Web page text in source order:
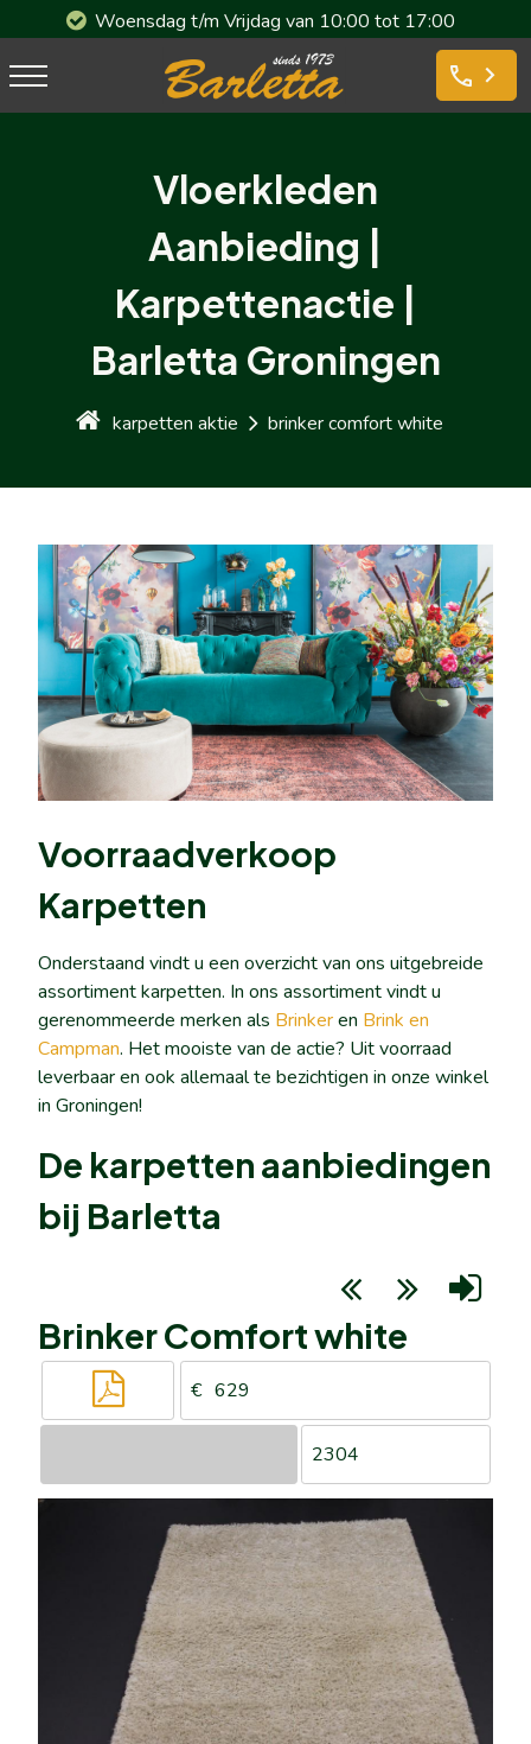
phone
Woensdag t/m Vrijdag van 10:00 tot 17:00
Vloerkleden
Aanbieding |
Karpettenactie |
Barletta Groningen
karpetten aktie brinker comfort white
Voorraadverkoop
Karpetten
Onderstaand vindt u een overzicht van ons uitgebreide
assortiment karpetten. In ons assortiment vindt u
gerenommeerde merken als Brinkeren Brink en
Campman. Het mooiste van de actie? Uit voorraad
leverbaar en ook allemaal te bezichtigen in onze winkel
in Groningen!
De karpetten aanbiedingen
bij Barletta
Brinker Comfort white
629
2304